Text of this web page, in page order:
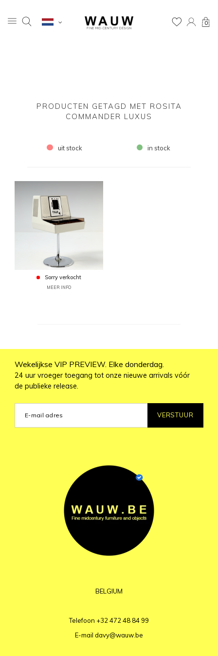
0
PRODUCTEN GETAGD MET ROSITA
COMMANDER LUXUS
uit stock in stock
Sorry verkocht
MEER INFO
Wekelijkse VIP PREVIEW. Elke donderdag.
24 uur vroeger toegang tot onze nieuwe arrivals vóór
de publieke release.
VERSTUUR
BELGIUM
Telefoon +32 472 48 84 99
E-mail davy@wauw.be